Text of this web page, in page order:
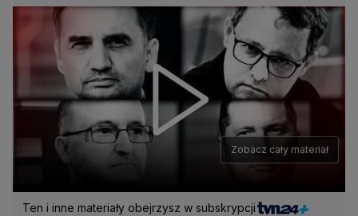
Zobacz cały materiał
Ten i inne materiały obejrzysz w subskrypcji